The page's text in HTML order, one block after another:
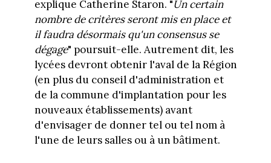
explique Catherine Staron. "Un certain
nombre de critères seront mis en place et
il faudra désormais qu'un consensus se
dégage" poursuit-elle. Autrement dit, les
lycées devront obtenir l'aval de la Région
(en plus du conseil d'administration et
de la commune d'implantation pour les
nouveaux établissements) avant
d'envisager de donner tel ou tel nom à
l'une de leurs salles ou à un bâtiment.